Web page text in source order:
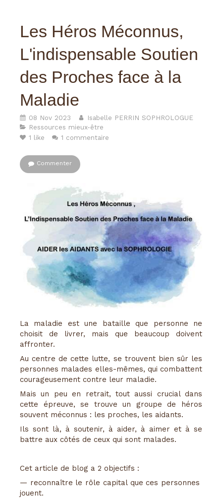
Les Héros Méconnus,
L'indispensable Soutien
des Proches face à la
Maladie
08 Nov 2023
Isabelle PERRIN SOPHROLOGUE
Ressources mieux-être
1 like
1 commentaire
Commenter
La maladie est une bataille que personne ne
choisit de livrer, mais que beaucoup doivent
affronter.
Au centre de cette lutte, se trouvent bien sûr les
personnes malades elles-mêmes, qui combattent
courageusement contre leur maladie.
Mais un peu en retrait, tout aussi crucial dans
cette épreuve, se trouve un groupe de héros
souvent méconnus : les proches, les aidants.
Ils sont là, à soutenir, à aider, à aimer et à se
battre aux côtés de ceux qui sont malades.
Cet article de blog a 2 objectifs :
— reconnaître le rôle capital que ces personnes
jouent.